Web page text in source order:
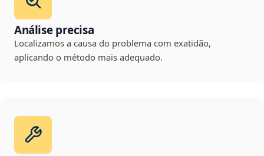
Análise precisa
Localizamos a causa do problema com exatidão,
aplicando o método mais adequado.